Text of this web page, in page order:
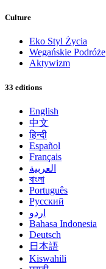
Culture
Eko Styl Życia
Wegańskie Podróże
Aktywizm
33 editions
English
中文
हिन्दी
Español
Français
العربية
বাংলা
Português
Русский
اردو
Bahasa Indonesia
Deutsch
日本語
Kiswahili